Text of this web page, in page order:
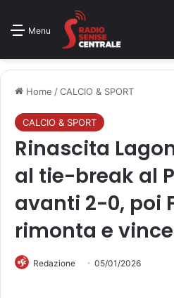
Menu
Home /CALCIO & SPORT
CALCIO & SPORT
Rinascita
al tie-break al
avanti 2-0, poi
rimonta e vince
Redazione 05/01/2026